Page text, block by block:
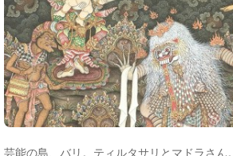
芸能の島、バリ。ティルタサリとマドラさん。